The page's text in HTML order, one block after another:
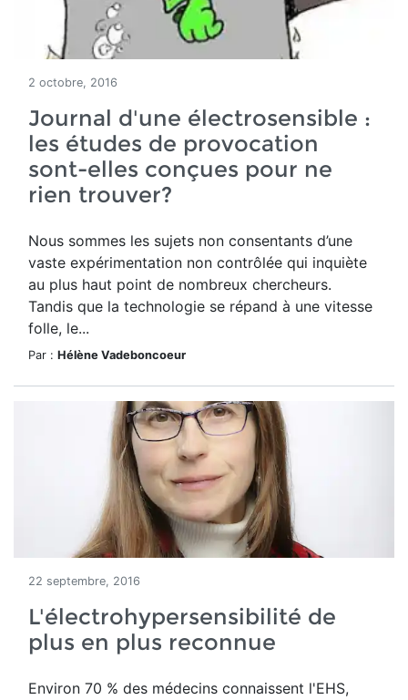
2 octobre, 2016
Journal d'une électrosensible :
les études de provocation
sont-elles conçues pour ne
rien trouver?
Nous sommes les sujets non consentants d’une
vaste expérimentation non contrôlée qui inquiète
au plus haut point de nombreux chercheurs.
Tandis que la technologie se répand à une vitesse
folle, le...
Par : Hélène Vadeboncoeur
22 septembre, 2016
L'électrohypersensibilité de
plus en plus reconnue
Environ 70 % des médecins connaissent l'EHS,